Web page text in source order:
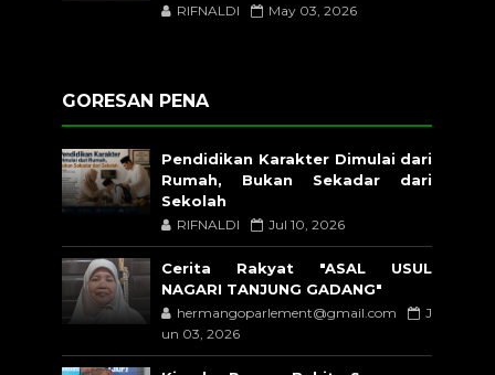
RIFNALDI May 03, 2026
GORESAN PENA
Pendidikan Karakter Dimulai dari
Rumah, Bukan Sekadar dari
Sekolah
RIFNALDI Jul 10, 2026
Cerita Rakyat "ASAL USUL
NAGARI TANJUNG GADANG"
hermangoparlement@gmail.com
J
un 03, 2026